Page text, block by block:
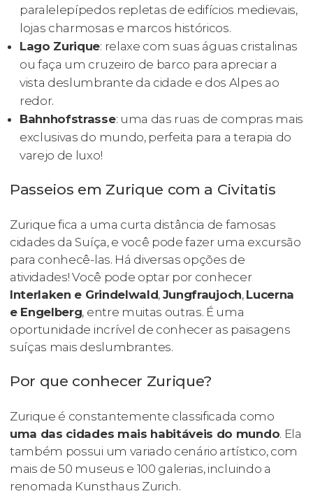
paralelepípedos repletas de edifícios medievais,
lojas charmosas e marcos históricos.
Lago Zurique: relaxe com suas águas cristalinas
ou faça um cruzeiro de barco para apreciar a
vista deslumbrante da cidade e dos Alpes ao
redor.
Bahnhofstrasse: uma das ruas de compras mais
exclusivas do mundo, perfeita para a terapia do
varejo de luxo!
Passeios em Zurique com a Civitatis
Zurique fica a uma curta distância de famosas
cidades da Suíça, e você pode fazer uma excursão
para conhecê-las. Há diversas opções de
atividades! Você pode optar por conhecer
Interlaken e Grindelwald, Jungfraujoch, Lucerna
e Engelberg, entre muitas outras. É uma
oportunidade incrível de conhecer as paisagens
suíças mais deslumbrantes.
Por que conhecer Zurique?
Zurique é constantemente classificada como
uma das cidades mais habitáveis do mundo. Ela
também possui um variado cenário artístico, com
mais de 50 museus e 100 galerias, incluindo a
renomada Kunsthaus Zurich.